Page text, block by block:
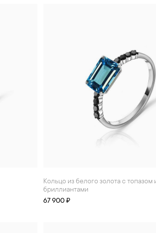
Кольцо из белого золота с топазом и
бриллиантами
67 900 ₽